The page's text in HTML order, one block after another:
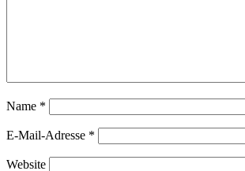
Name *
E-Mail-Adresse *
Website